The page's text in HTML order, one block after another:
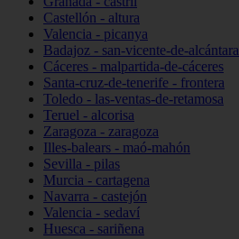
Castellón - altura
Valencia - picanya
Badajoz - san-vicente-de-alcántara
Cáceres - malpartida-de-cáceres
Santa-cruz-de-tenerife - frontera
Toledo - las-ventas-de-retamosa
Teruel - alcorisa
Zaragoza - zaragoza
Illes-balears - maó-mahón
Sevilla - pilas
Murcia - cartagena
Navarra - castejón
Valencia - sedaví
Huesca - sariñena